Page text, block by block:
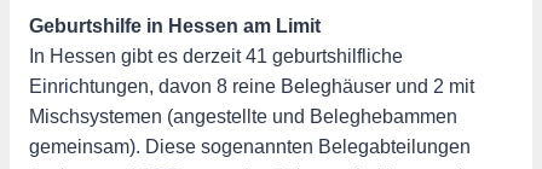
Geburtshilfe in Hessen am Limit
In Hessen gibt es derzeit 41 geburtshilfliche
Einrichtungen, davon 8 reine Beleghäuser und 2 mit
Mischsystemen (angestellte und Beleghebammen
gemeinsam). Diese sogenannten Belegabteilungen